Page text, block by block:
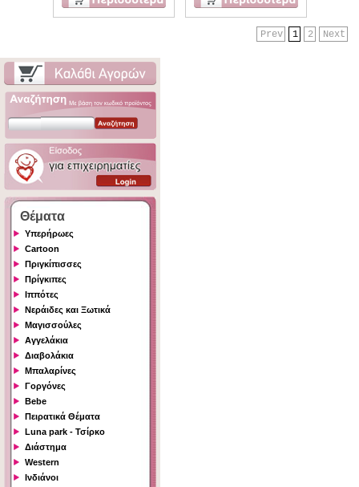
Next
2
1
Prev
Θέματα
Υπερήρωες
Cartoon
Πριγκίπισσες
Πρίγκιπες
Ιππότες
Νεράιδες και Ξωτικά
Μαγισσούλες
Αγγελάκια
Διαβολάκια
Μπαλαρίνες
Γοργόνες
Bebe
Πειρατικά Θέματα
Luna park - Τσίρκο
Διάστημα
Western
Ινδιάνοι